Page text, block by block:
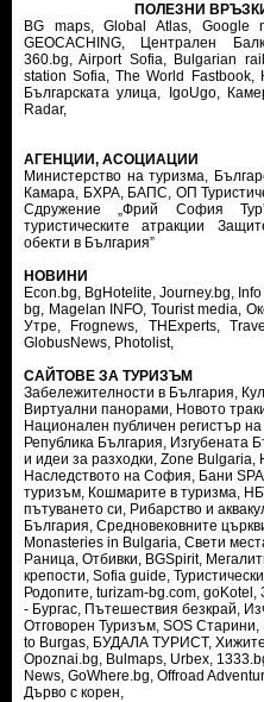
ПОЛЕЗНИ
BG maps,
Global Atlas, Google
GEOCACHING,
Централен
360.bg, Airport Sofia, Bulgarian
station Sofia, The World Fastbook,
Българската улица,
IgoUgo,
Radar,
АГЕНЦИИ, АСОЦИАЦИИ
Министерство на туризма,
Камара, БХРА, БАПС, ОП
Сдружение „Фрий София
туристическите атракции
обекти в България”
НОВИНИ
Econ.bg, BgHotelite, Journey.bg,
bg, Magelan INFO, Tourist media,
Утре, Frognews, THExperts,
GlobusNews, Photolist,
САЙТОВЕ ЗА ТУРИЗЪМ
Забележителности в България,
Виртуални панорами, Новото
Национален публичен регистър
Република България, Изгубената
и идеи за разходки, Zone Bulgaria,
Наследството на София, Бани SPA
туризъм, Кошмарите в туризма,
пътуването си, Рибарство и
България, Средновековните
Monasteries in Bulgaria, Свети
Раница, Отбивки, BGSpirit,
крепости, Sofia guide,
Родопите, turizam-bg.com, goKotel ,
- Бургас, Пътешествия безкрай,
Отговорен Туризъм, SOS Старини,
to Burgas, БУДАЛА ТУРИСТ,
Opoznai.bg, Bulmaps, Urbex,
News, GoWhere.bg, Offroad
Дърво с корен,